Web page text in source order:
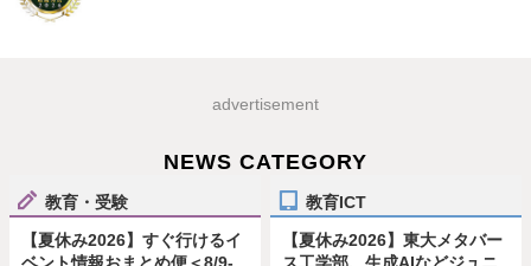
advertisement
NEWS CATEGORY
教育・受験
【夏休み2026】すぐ行けるイ
教育ICT
【夏休み2026】東大メタバー